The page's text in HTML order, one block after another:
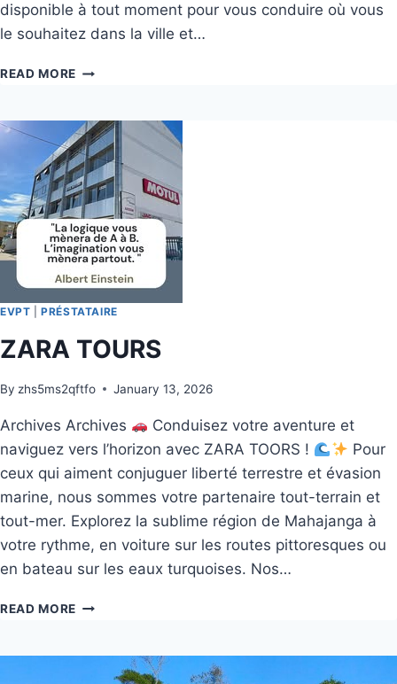
disponible à tout moment pour vous conduire où vous
le souhaitez dans la ville et…
READ MORE
EVPT |PRÉSTATAIRE
ZARA TOURS
By zhs5ms2qftfo January 13, 2026
Archives Archives
Conduisez votre aventure et
naviguez vers l’horizon avec ZARA TOORS !
Pour
ceux qui aiment conjuguer liberté terrestre et évasion
marine, nous sommes votre partenaire tout-terrain et
tout-mer. Explorez la sublime région de Mahajanga à
votre rythme, en voiture sur les routes pittoresques ou
en bateau sur les eaux turquoises. Nos…
READ MORE